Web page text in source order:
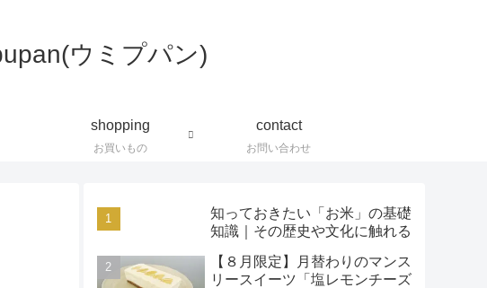
shopping
お買いもの
contact
お問い合わせ
知っておきたい「お米」の基礎
知識｜その歴史や文化に触れる
【８月限定】月替わりのマンス
リースイーツ「塩レモンチーズ